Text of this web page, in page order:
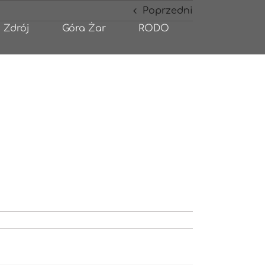
Zdrój Góra Żar RODO
Poprzedni